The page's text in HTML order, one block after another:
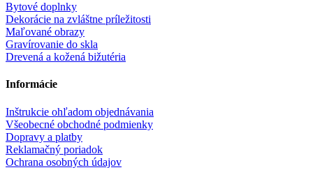
Bytové doplnky
Dekorácie na zvláštne príležitosti
Maľované obrazy
Gravírovanie do skla
Drevená a kožená bižutéria
Informácie
Inštrukcie ohľadom objednávania
Všeobecné obchodné podmienky
Dopravy a platby
Reklamačný poriadok
Ochrana osobných údajov